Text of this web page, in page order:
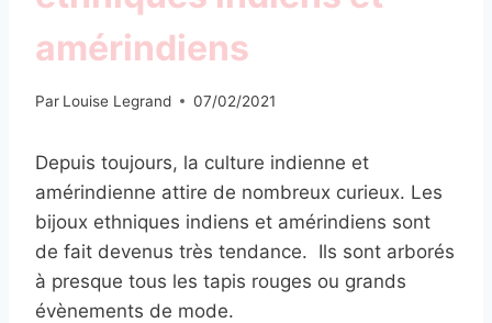
amérindiens
Par Louise Legrand 07/02/2021
Depuis toujours, la culture indienne et
amérindienne attire de nombreux curieux. Les
bijoux ethniques indiens et amérindiens sont
de fait devenus très tendance. Ils sont arborés
à presque tous les tapis rouges ou grands
évènements de mode.